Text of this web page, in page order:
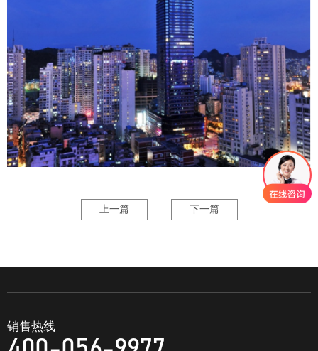
上一篇 下一篇
销售热线